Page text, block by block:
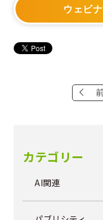
ウェビ
カテゴリー
AI関連